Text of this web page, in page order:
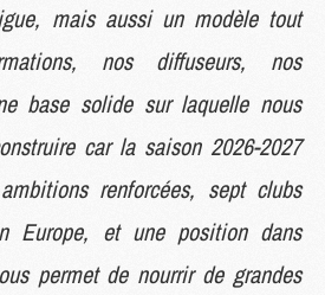
mais aussi un modèle tout
nos diffuseurs, nos
base solide sur laquelle nous
car la saison 2026-2027
renforcées, sept clubs
Europe, et une position dans
permet de nourrir de grandes